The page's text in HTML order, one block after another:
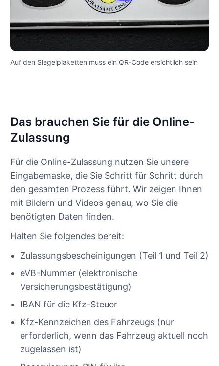
Auf den Siegelplaketten muss ein QR-Code ersichtlich sein
Das brauchen Sie für die Online-
Zulassung
Für die Online-Zulassung nutzen Sie unsere
Eingabemaske, die Sie Schritt für Schritt durch
den gesamten Prozess führt. Wir zeigen Ihnen
mit Bildern und Videos genau, wo Sie die
benötigten Daten finden.
Halten Sie folgendes bereit:
Zulassungsbescheinigungen (Teil 1 und Teil 2)
eVB-Nummer (elektronische
Versicherungsbestätigung)
IBAN für die Kfz-Steuer
Kfz-Kennzeichen des Fahrzeugs (nur
erforderlich, wenn das Fahrzeug aktuell noch
zugelassen ist)